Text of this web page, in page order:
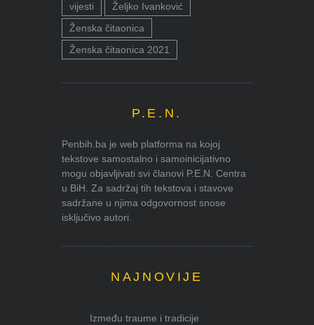
vijesti
Željko Ivanković
Ženska čitaonica
Ženska čitaonica 2021
P.E.N.
Penbih.ba je web platforma na kojoj
tekstove samostalno i samoinicijativno
mogu objavljivati svi članovi P.E.N. Centra
u BiH. Za sadržaj tih tekstova i stavove
sadržane u njima odgovornost snose
isključivo autori.
NAJNOVIJE
Između traume i tradicije